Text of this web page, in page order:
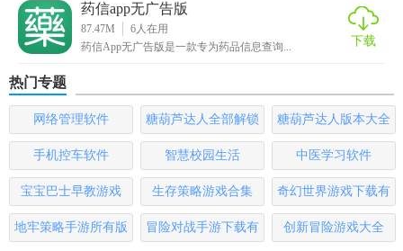
常操作。
3. 报表中心：提供多种报表模板，如销售日报、库存报表、
利润分析等。
【药信2026版玩法】
1. 快速上手：通过简洁的导航栏和图标按钮，用户可以快速
找到所需功能。
2. 自定义设置：支持用户根据自身需求调整软件界面和操作
流程。
药信app无广告版
87.47M 6人在用
药信App无广告版是一款专为药品信息查询...
下载
热门专题
网络管理软件
糖葫芦达人全部解锁
版
糖葫芦达人版本大全
手机控车软件 智慧校园生活 中医学习软件
宝宝巴士早教游戏 生存策略游戏合集
奇幻世界游戏下载有
哪些
地牢策略手游所有版
冒险对战手游下载有
创新冒险游戏大全